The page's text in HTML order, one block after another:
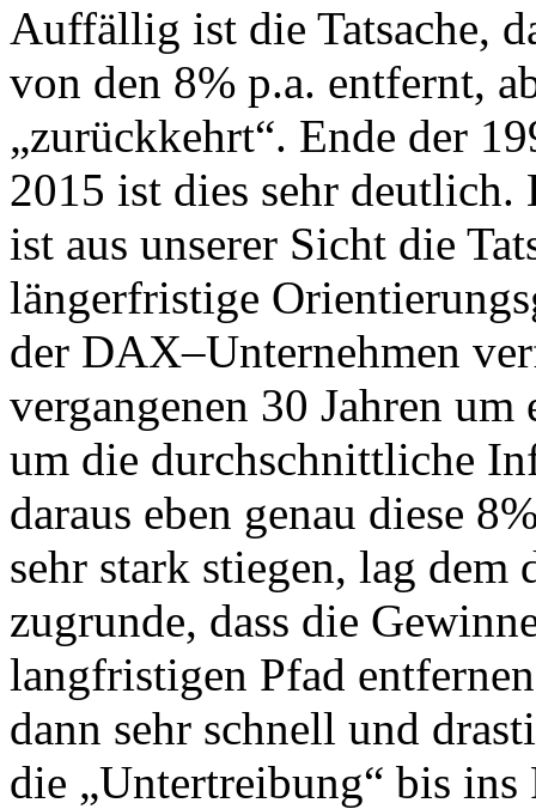
Auffällig ist die Tatsache,
von den 8% p.a. entfernt,
„zurückkehrt“. Ende der
2015 ist dies sehr
ist aus unserer Sicht die
längerfristige
der DAX–Unternehmen
vergangenen 30 Jahren
um die durchschnittliche
daraus eben genau diese
sehr stark stiegen, lag
zugrunde, dass die
langfristigen Pfad
dann sehr schnell und
die „Untertreibung“ bis